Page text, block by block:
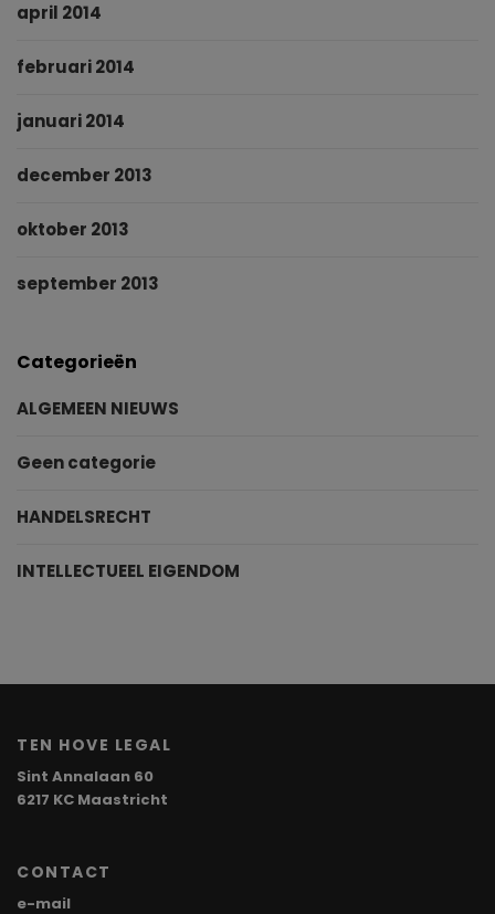
april 2014
februari 2014
januari 2014
december 2013
oktober 2013
september 2013
Categorieën
ALGEMEEN NIEUWS
Geen categorie
HANDELSRECHT
INTELLECTUEEL EIGENDOM
TEN HOVE LEGAL
Sint Annalaan 60
6217 KC Maastricht
CONTACT
e-mail